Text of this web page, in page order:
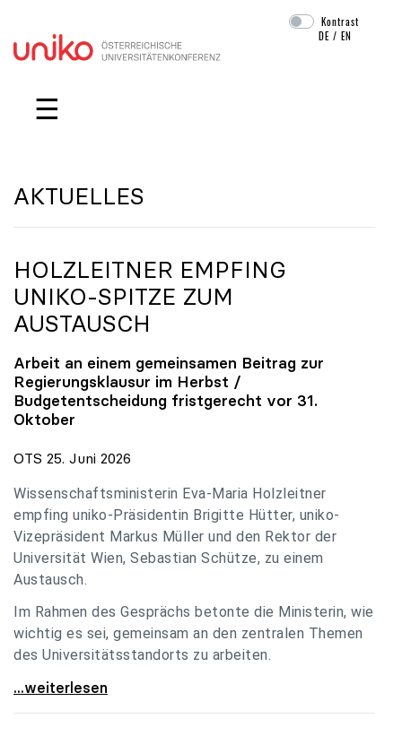
Navigation überspringen
Kontrast
DE /EN
☰
AKTUELLES
HOLZLEITNER EMPFING
UNIKO-SPITZE ZUM
AUSTAUSCH
Arbeit an einem gemeinsamen Beitrag zur
Regierungsklausur im Herbst /
Budgetentscheidung fristgerecht vor 31.
Oktober
OTS 25. Juni 2026
Wissenschaftsministerin Eva-Maria Holzleitner
empfing uniko-Präsidentin Brigitte Hütter, uniko-
Vizepräsident Markus Müller und den Rektor der
Universität Wien, Sebastian Schütze, zu einem
Austausch.
Im Rahmen des Gesprächs betonte die Ministerin, wie
wichtig es sei, gemeinsam an den zentralen Themen
des Universitätsstandorts zu arbeiten.
Holzleitner empfing uniko-Spitze zum Austausch
...weiterlesen